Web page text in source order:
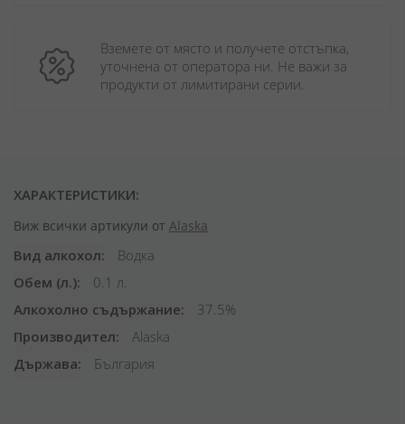
Вземете от място и получете отстъпка,
уточнена от оператора ни. Не важи за
продукти от лимитирани серии.
ХАРАКТЕРИСТИКИ:
Виж всички артикули от Alaska
Вид алкохол
Водка
Обем (л.)
0.1 л.
Алкохолно съдържание
37.5%
Производител
Alaska
Държава
България